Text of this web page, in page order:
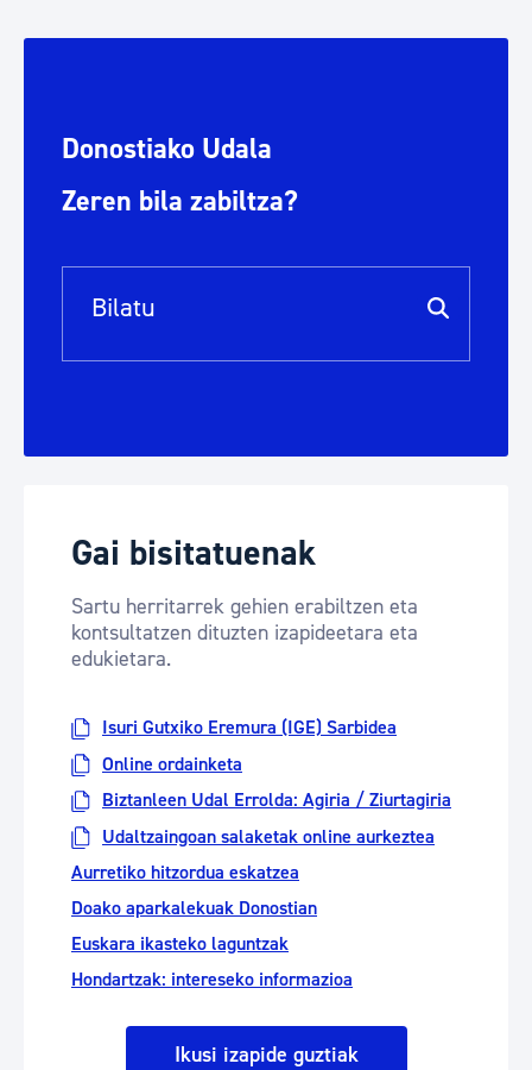
Donostiako Udala
Zeren bila zabiltza?
Bilaketa barra
Gai bisitatuenak
Sartu herritarrek gehien erabiltzen eta
kontsultatzen dituzten izapideetara eta
edukietara.
Isuri Gutxiko Eremura (IGE) Sarbidea
Online ordainketa
Biztanleen Udal Errolda: Agiria / Ziurtagiria
Udaltzaingoan salaketak online aurkeztea
Aurretiko hitzordua eskatzea
Doako aparkalekuak Donostian
Euskara ikasteko laguntzak
Hondartzak: intereseko informazioa
Ikusi izapide guztiak